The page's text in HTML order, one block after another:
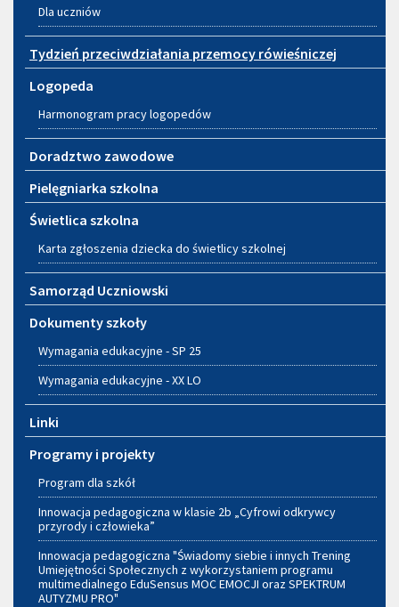
Dla uczniów
Tydzień przeciwdziałania przemocy rówieśniczej
Logopeda
Harmonogram pracy logopedów
Doradztwo zawodowe
Pielęgniarka szkolna
Świetlica szkolna
Karta zgłoszenia dziecka do świetlicy szkolnej
Samorząd Uczniowski
Dokumenty szkoły
Wymagania edukacyjne - SP 25
Wymagania edukacyjne - XX LO
Linki
Programy i projekty
Program dla szkół
Innowacja pedagogiczna w klasie 2b „Cyfrowi odkrywcy
przyrody i człowieka”
Innowacja pedagogiczna "Świadomy siebie i innych Trening
Umiejętności Społecznych z wykorzystaniem programu
multimedialnego EduSensus MOC EMOCJI oraz SPEKTRUM
AUTYZMU PRO"